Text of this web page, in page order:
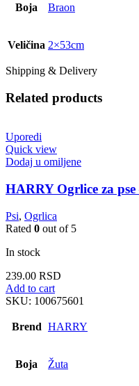
Boja Braon
Veličina 2×53cm
Shipping & Delivery
Related products
Uporedi
Quick view
Dodaj u omiljene
HARRY Ogrlice za
Psi, Ogrlica
Rated 0 out of 5
In stock
239.00 RSD
Add to cart
SKU: 100675601
Brend HARRY
Boja Žuta